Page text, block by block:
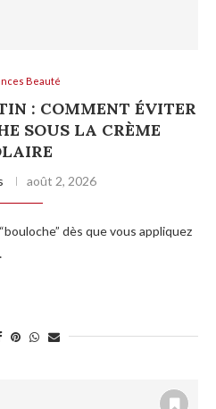
Beauté
: COMMENT ÉVITER
SOUS LA CRÈME
août 2, 2026
dès que vous appliquez